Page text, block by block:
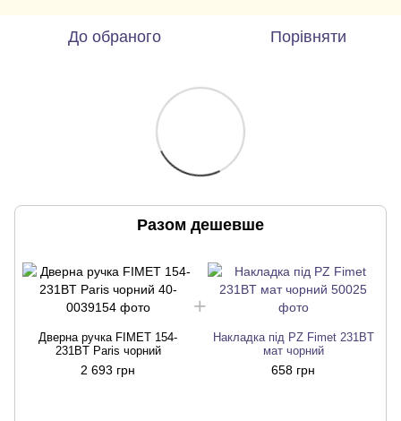
До обраного Порівняти
Разом дешевше
Дверна ручка FIMET 154-
231BT Paris чорний
2 693 грн
Накладка під PZ Fimet 231BT
мат чорний
658 грн